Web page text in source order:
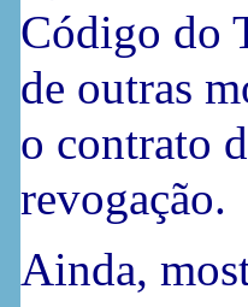
Código do
de outras
o contrato
revogação.
Ainda,